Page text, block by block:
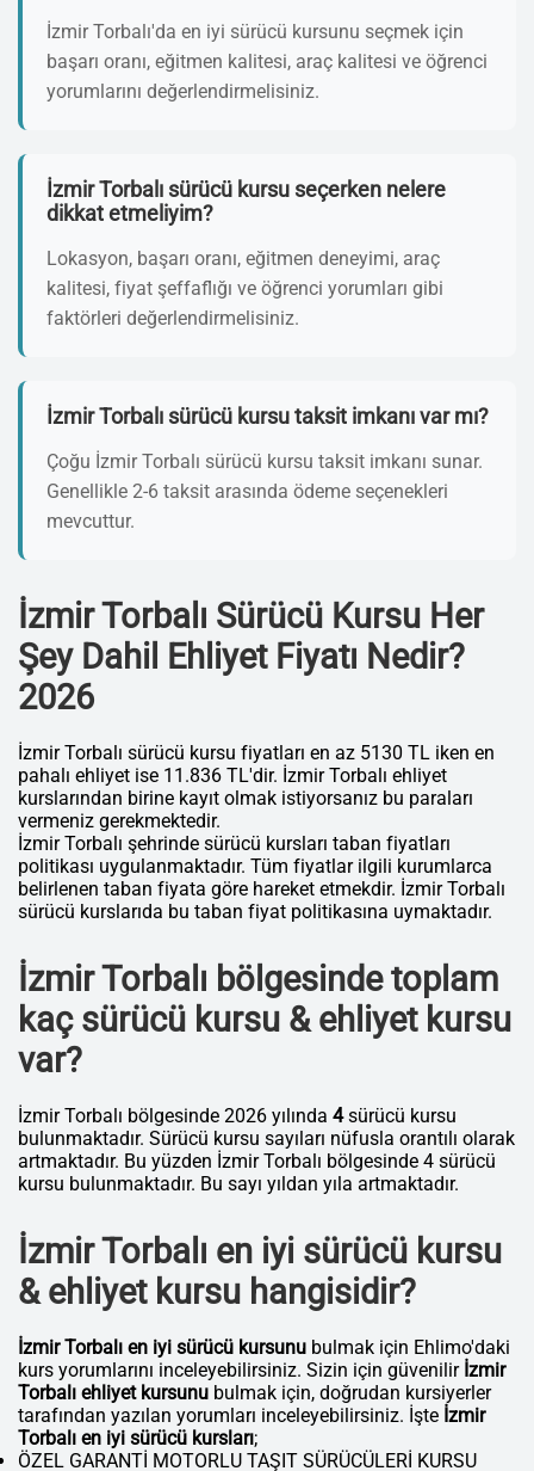
İzmir Torbalı'da en iyi sürücü kursunu seçmek için
başarı oranı, eğitmen kalitesi, araç kalitesi ve öğrenci
yorumlarını değerlendirmelisiniz.
İzmir Torbalı sürücü kursu seçerken nelere
dikkat etmeliyim?
Lokasyon, başarı oranı, eğitmen deneyimi, araç
kalitesi, fiyat şeffaflığı ve öğrenci yorumları gibi
faktörleri değerlendirmelisiniz.
İzmir Torbalı sürücü kursu taksit imkanı var mı?
Çoğu İzmir Torbalı sürücü kursu taksit imkanı sunar.
Genellikle 2-6 taksit arasında ödeme seçenekleri
mevcuttur.
İzmir Torbalı Sürücü Kursu Her
Şey Dahil Ehliyet Fiyatı Nedir?
2026
İzmir Torbalı sürücü kursu fiyatları en az 5130 TL iken en
pahalı ehliyet ise 11.836 TL'dir. İzmir Torbalı ehliyet
kurslarından birine kayıt olmak istiyorsanız bu paraları
vermeniz gerekmektedir.
İzmir Torbalı şehrinde sürücü kursları taban fiyatları
politikası uygulanmaktadır. Tüm fiyatlar ilgili kurumlarca
belirlenen taban fiyata göre hareket etmekdir. İzmir Torbalı
sürücü kurslarıda bu taban fiyat politikasına uymaktadır.
İzmir Torbalı bölgesinde toplam
kaç sürücü kursu & ehliyet kursu
var?
İzmir Torbalı bölgesinde 2026 yılında 4sürücü kursu
bulunmaktadır. Sürücü kursu sayıları nüfusla orantılı olarak
artmaktadır. Bu yüzden İzmir Torbalı bölgesinde 4 sürücü
kursu bulunmaktadır. Bu sayı yıldan yıla artmaktadır.
İzmir Torbalı en iyi sürücü kursu
& ehliyet kursu hangisidir?
İzmir Torbalı en iyi sürücü kursunu bulmak için Ehlimo'daki
kurs yorumlarını inceleyebilirsiniz. Sizin için güvenilir İzmir
Torbalı ehliyet kursunu bulmak için, doğrudan kursiyerler
tarafından yazılan yorumları inceleyebilirsiniz. İşte İzmir
Torbalı en iyi sürücü kursları;
ÖZEL GARANTİ MOTORLU TAŞIT SÜRÜCÜLERİ KURSU